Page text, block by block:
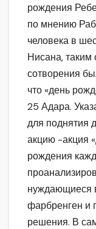
рождения
по мнению
человека в
Нисана,
сотворения
что «день
25 Адара.
для поднятия
акцию -акция
рождения
нуждающиеся
фарбренген и
решения. В